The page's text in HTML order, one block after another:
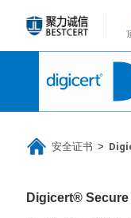
安全证书 >
Digicert® Secure